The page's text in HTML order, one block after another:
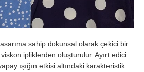
sahip dokunsal olarak çekici bir
ipliklerden oluşturulur. Ayırt edici
ışığın etkisi altındaki karakteristik